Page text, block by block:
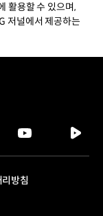
활용할 수 있으며,
저널에서 제공하는
tv
방침